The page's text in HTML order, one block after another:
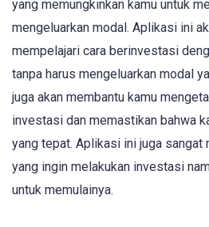
yang memungkinkan kamu untuk
mengeluarkan modal. Aplikasi ini
mempelajari cara berinvestasi
tanpa harus mengeluarkan modal
juga akan membantu kamu
investasi dan memastikan bahwa
yang tepat. Aplikasi ini juga sangat
yang ingin melakukan investasi
untuk memulainya.